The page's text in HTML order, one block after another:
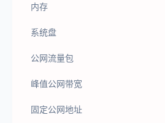
内存
系统盘
公网流量包
峰值公网带宽
固定公网地址